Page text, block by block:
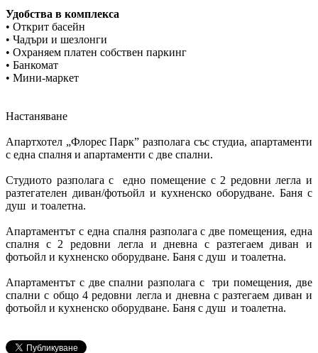
Удобства в комплекса
• Открит басейн
• Чадъри и шезлонги
• Охраняем платен собствен паркинг
• Банкомат
• Мини-маркет
Настаняване
Апартхотел „Флорес Парк” разполага със студиа, апартаменти
с една спалня и апартаменти с две спални.
Студиото разполага с едно помещение с 2 редовни легла и
разтегателен диван/фотьойл и кухненско оборудване. Баня с
душ и тоалетна.
Апартаментът с една спалня разполага с две помещения, една
спалня с 2 редовни легла и дневна с разтегаем диван и
фотьойл и кухненско оборудване. Баня с душ и тоалетна.
Апартаментът с две спални разполага с три помещения, две
спални с общо 4 редовни легла и дневна с разтегаем диван и
фотьойл и кухненско оборудване. Баня с душ и тоалетна.